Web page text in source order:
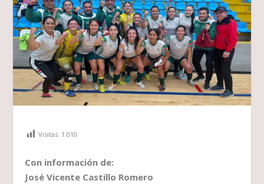
Visitas: 1.010
Con información de:
José Vicente Castillo Romero